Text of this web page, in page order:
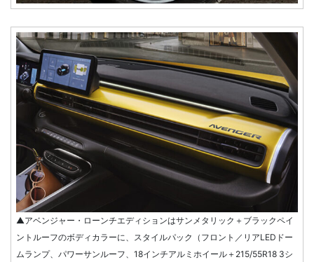
▲アベンジャー・ローンチエディションはサンメタリック＋ブラックペイ
ントルーフのボディカラーに、スタイルパック（フロント／リアLEDドー
ムランプ、パワーサンルーフ、18インチアルミホイール＋215/55R18 3シ